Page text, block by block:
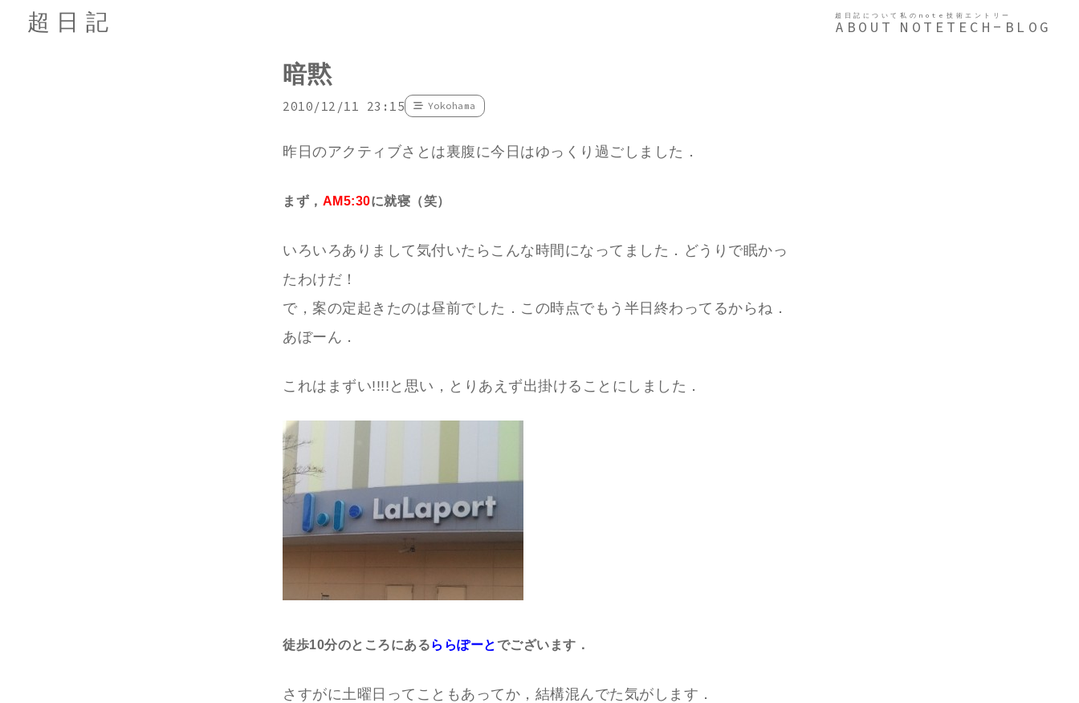
超日記 超日記について
ABOUT
私のnote
NOTE
技術エントリー
TECH-BLOG
暗黙
2010/12/11 23:15 Yokohama
昨日のアクティブさとは裏腹に今日はゆっくり過ごしました．
まず， AM5:30に就寝（笑）
いろいろありまして気付いたらこんな時間になってました．どうりで眠かっ
たわけだ！
で，案の定起きたのは昼前でした．この時点でもう半日終わってるからね．
あぼーん．
これはまずい!!!!と思い，とりあえず出掛けることにしました．
徒歩10分のところにあるららぽーとでございます．
さすがに土曜日ってこともあってか，結構混んでた気がします．